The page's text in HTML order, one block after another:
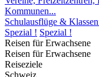
Kommunen...
Schulausflüge &
Spezial ! Spezial !
Reisen für Erwachsene
Reisen für Erwachsene
Reiseziele
Schweiz